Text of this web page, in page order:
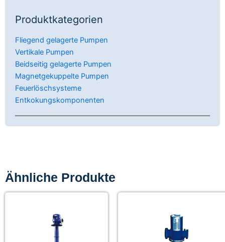
Produktkategorien
Fliegend gelagerte Pumpen
Vertikale Pumpen
Beidseitig gelagerte Pumpen
Magnetgekuppelte Pumpen
Feuerlöschsysteme
Entkokungskomponenten
Ähnliche Produkte